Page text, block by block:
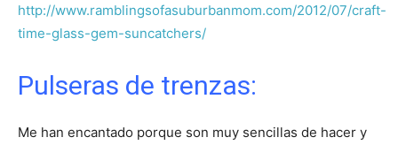
http://www.ramblingsofasuburbanmom.com/2012/07/craft-
time-glass-gem-suncatchers/
Pulseras de trenzas:
Me han encantado porque son muy sencillas de hacer y